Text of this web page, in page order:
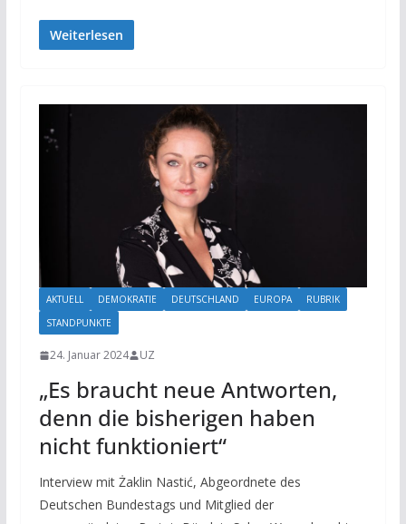
Weiterlesen
AKTUELL DEMOKRATIE DEUTSCHLAND EUROPA
RUBRIK
STANDPUNKTE
24. Januar 2024 UZ
„Es braucht neue Antworten,
denn die bisherigen haben
nicht funktioniert“
Interview mit Żaklin Nastić, Abgeordnete des
Deutschen Bundestags und Mitglied der